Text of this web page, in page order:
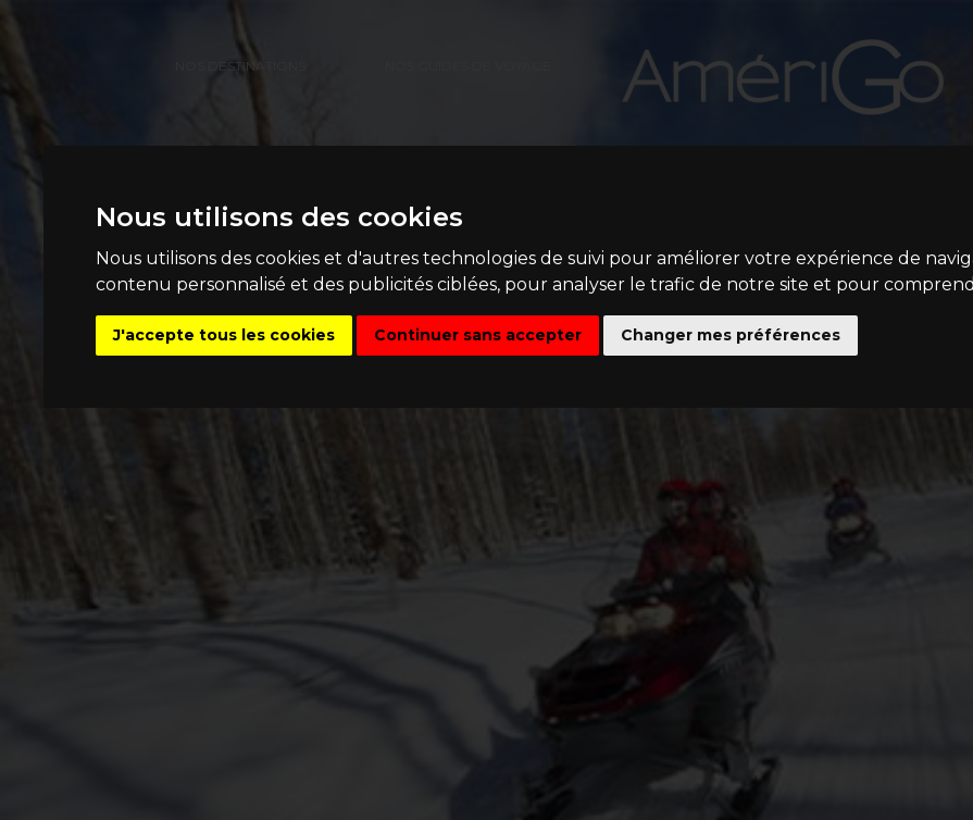
Nous utilisons des cookies
Nous utilisons des cookies et d'autres technologies de suivi pour améliorer votre expérience de
contenu personnalisé et des publicités ciblées, pour analyser le trafic de notre site et pour
J'accepte tous les cookies Continuer sans accepter Changer mes préférences
NOS DESTINATIONS